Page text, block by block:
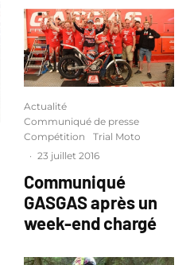
Actualité
Communiqué de presse
Compétition
Trial Moto
· 23 juillet 2016
Communiqué
GASGAS après un
week-end chargé